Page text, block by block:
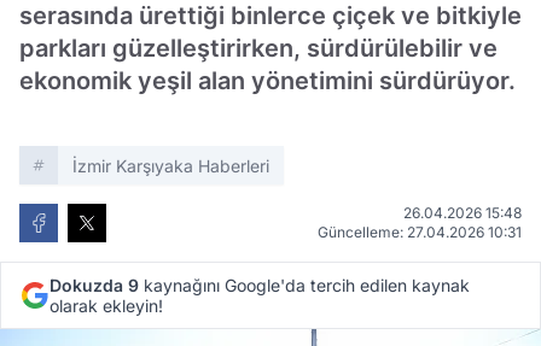
serasında ürettiği binlerce çiçek ve bitkiyle
parkları güzelleştirirken, sürdürülebilir ve
ekonomik yeşil alan yönetimini sürdürüyor.
İzmir Karşıyaka Haberleri
26.04.2026 15:48
Güncelleme: 27.04.2026 10:31
Dokuzda 9 kaynağını Google'da tercih edilen kaynak
olarak ekleyin!